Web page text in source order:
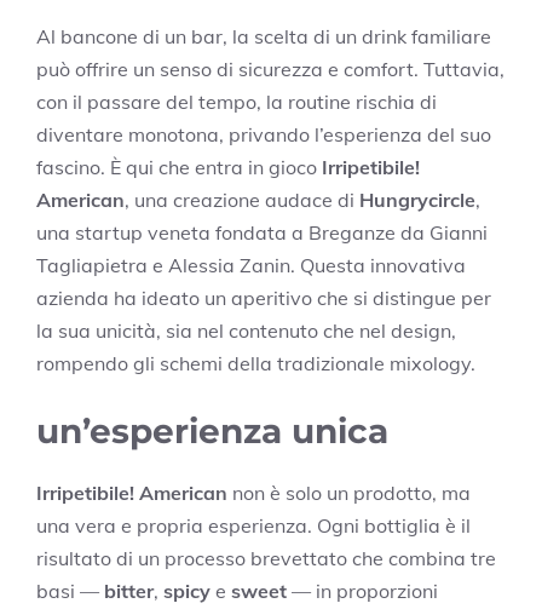
Al bancone di un bar, la scelta di un drink familiare
può offrire un senso di sicurezza e comfort. Tuttavia,
con il passare del tempo, la routine rischia di
diventare monotona, privando l’esperienza del suo
fascino. È qui che entra in gioco Irripetibile!
American, una creazione audace di Hungrycircle,
una startup veneta fondata a Breganze da Gianni
Tagliapietra e Alessia Zanin. Questa innovativa
azienda ha ideato un aperitivo che si distingue per
la sua unicità, sia nel contenuto che nel design,
rompendo gli schemi della tradizionale mixology.
un’esperienza unica
Irripetibile! American non è solo un prodotto, ma
una vera e propria esperienza. Ogni bottiglia è il
risultato di un processo brevettato che combina tre
basi — bitter, spicy e sweet — in proporzioni